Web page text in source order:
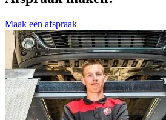
Maak een afspraak